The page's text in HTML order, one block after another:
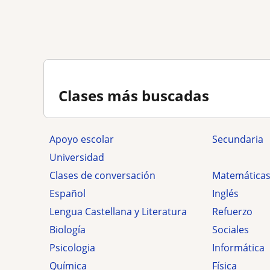
Clases más buscadas
Apoyo escolar
secundaria
Universidad
Clases de conversación
Matemáticas
Español
Inglés
Lengua Castellana y Literatura
Refuerzo
Biología
Sociales
Psicologia
Informática
Química
Física